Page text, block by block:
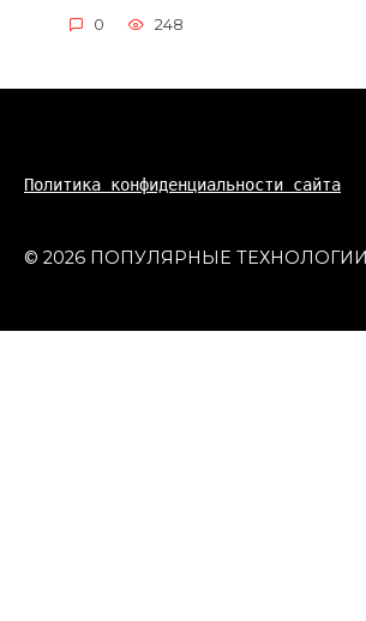
0 248
Политика конфиденциальности сайта
© 2026 ПОПУЛЯРНЫЕ ТЕХНОЛОГИИ